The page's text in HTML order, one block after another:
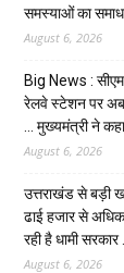
समस्याओं का
August 6, 2026
Big News : सीएम
रेलवे स्टेशन पर
… मुख्यमंत्री ने
August 6, 2026
उत्तराखंड से बड़ी
ढाई हजार से अधिक
रही है धामी
August 6, 2026